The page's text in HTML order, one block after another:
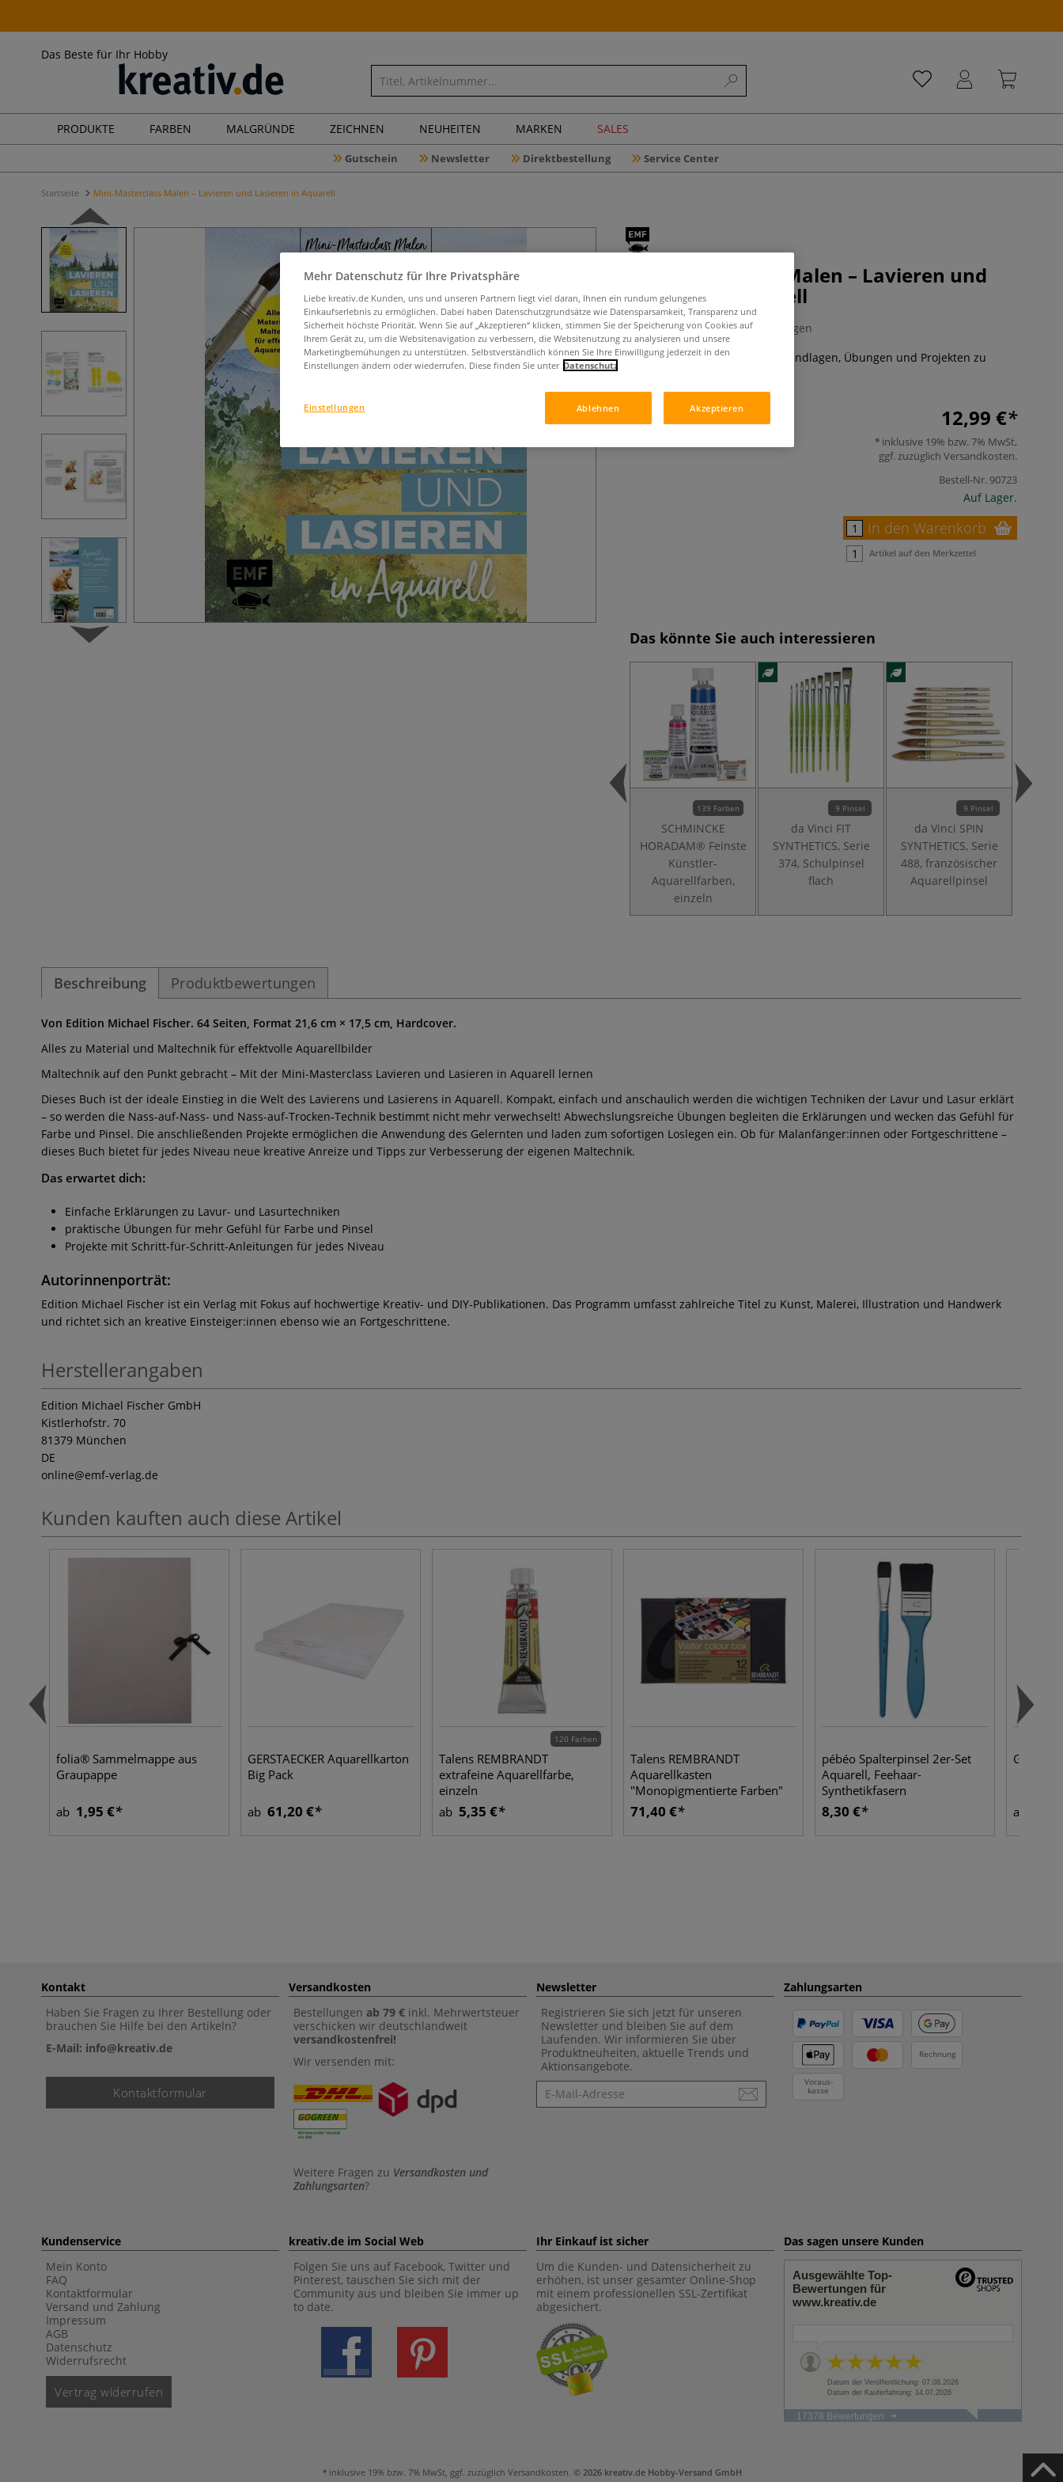
Das Beste für Ihr Hobby
PRODUKTE FARBEN MALGRÜNDE ZEICHNEN NEUHEITEN MARKEN SALES
Gutschein Newsletter Direktbestellung Service Center
Startseite Mini-Masterclass Malen – Lavieren und Lasieren in Aquarell
Mini-Masterclass Malen – Lavieren und
Lasieren in Aquarell
0 Bewertungen
Kompaktes Aquarellbuch mit Grundlagen, Übungen und Projekten zu
12,99 €
inklusive 19% bzw. 7% MwSt,
ggf. zuzüglich Versandkosten.
Bestell-Nr. 90723
Auf Lager.
In den Warenkorb
Artikel auf den Merkzettel
Das könnte Sie auch interessieren
139 Farben
SCHMINCKE
HORADAM® Feinste
Künstler-
Aquarellfarben,
einzeln
9 Pinsel
da Vinci FIT
SYNTHETICS, Serie
374, Schulpinsel
flach
9 Pinsel
da Vinci SPIN
SYNTHETICS, Serie
488, französischer
Aquarellpinsel
Beschreibung Produktbewertungen
Von Edition Michael Fischer. 64 Seiten, Format 21,6 cm × 17,5 cm, Hardcover.
Alles zu Material und Maltechnik für effektvolle Aquarellbilder
Maltechnik auf den Punkt gebracht – Mit der Mini-Masterclass Lavieren und Lasieren in Aquarell lernen
Dieses Buch ist der ideale Einstieg in die Welt des Lavierens und Lasierens in Aquarell. Kompakt, einfach und anschaulich werden die wichtigen Techniken der Lavur und Lasur erklärt
– so werden die Nass-auf-Nass- und Nass-auf-Trocken-Technik bestimmt nicht mehr verwechselt! Abwechslungsreiche Übungen begleiten die Erklärungen und wecken das Gefühl für
Farbe und Pinsel. Die anschließenden Projekte ermöglichen die Anwendung des Gelernten und laden zum sofortigen Loslegen ein. Ob für Malanfänger:innen oder Fortgeschrittene –
dieses Buch bietet für jedes Niveau neue kreative Anreize und Tipps zur Verbesserung der eigenen Maltechnik.
Das erwartet dich:
Einfache Erklärungen zu Lavur- und Lasurtechniken
praktische Übungen für mehr Gefühl für Farbe und Pinsel
Projekte mit Schritt-für-Schritt-Anleitungen für jedes Niveau
Autorinnenporträt:
Edition Michael Fischer ist ein Verlag mit Fokus auf hochwertige Kreativ- und DIY-Publikationen. Das Programm umfasst zahlreiche Titel zu Kunst, Malerei, Illustration und Handwerk
und richtet sich an kreative Einsteiger:innen ebenso wie an Fortgeschrittene.
Herstellerangaben
Edition Michael Fischer GmbH
Kistlerhofstr. 70
81379 München
DE
online@emf-verlag.de
Kunden kauften auch diese Artikel
folia® Sammelmappe aus
Graupappe
ab 1,95 €
GERSTAECKER Aquarellkarton
Big Pack
ab 61,20 €
120 Farben
Talens REMBRANDT
extrafeine Aquarellfarbe,
einzeln
ab 5,35 €
Talens REMBRANDT
Aquarellkasten
"Monopigmentierte Farben"
71,40 €
pébéo Spalterpinsel 2er-Set
Aquarell, Feehaar-
Synthetikfasern
8,30 € ab
Kontakt
Haben Sie Fragen zu Ihrer Bestellung oder
brauchen Sie Hilfe bei den Artikeln?
E-Mail: info@kreativ.de
Kontaktformular
Versandkosten
Bestellungen ab 79 € inkl. Mehrwertsteuer
verschicken wir deutschlandweit
versandkostenfrei!
Wir versenden mit:
Weitere Fragen zu Versandkosten und
Zahlungsarten?
Newsletter
Registrieren Sie sich jetzt für unseren
Newsletter und bleiben Sie auf dem
Laufenden. Wir informieren Sie über
Produktneuheiten, aktuelle Trends und
Aktionsangebote.
Newsletter
Zahlungsarten
Rechnung
Voraus-
kasse
Kundenservice
Mein Konto
FAQ
Kontaktformular
Versand und Zahlung
Impressum
AGB
Datenschutz
Widerrufsrecht
Vertrag widerrufen
kreativ.de im Social Web
Folgen Sie uns auf Facebook, Twitter und
Pinterest, tauschen Sie sich mit der
Community aus und bleiben Sie immer up
to date.
Ihr Einkauf ist sicher
Um die Kunden- und Datensicherheit zu
erhöhen, ist unser gesamter Online-Shop
mit einem professionellen SSL-Zertifikat
abgesichert.
Das sagen unsere Kunden
Ausgewählte Top-
Bewertungen für
www.kreativ.de
Datum der Veröffentlichung: 07.08.2026
Datum der Kauferfahrung: 14.07.2026
17378 Bewertungen
inklusive 19% bzw. 7% MwSt, ggf. zuzüglich Versandkosten. © 2026 kreativ.de Hobby-Versand GmbH
Mehr Datenschutz für Ihre Privatsphäre
Liebe kreativ.de Kunden, uns und unseren Partnern liegt viel daran, Ihnen ein rundum gelungenes
Einkaufserlebnis zu ermöglichen. Dabei haben Datenschutzgrundsätze wie Datensparsamkeit, Transparenz und
Sicherheit höchste Priorität. Wenn Sie auf „Akzeptieren“ klicken, stimmen Sie der Speicherung von Cookies auf
Ihrem Gerät zu, um die Websitenavigation zu verbessern, die Websitenutzung zu analysieren und unsere
Marketingbemühungen zu unterstützen. Selbstverständlich können Sie Ihre Einwilligung jederzeit in den
Einstellungen ändern oder wiederrufen. Diese finden Sie unter Datenschutz
Ablehnen Akzeptieren
Einstellungen